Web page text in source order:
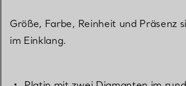
Größe, Farbe, Reinheit und Präsenz
im Einklang.